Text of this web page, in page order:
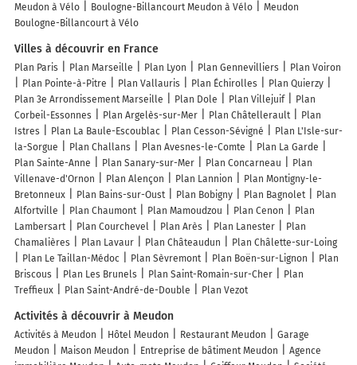
Meudon à Vélo
Boulogne-Billancourt Meudon à Vélo
Meudon
Boulogne-Billancourt à Vélo
Villes à découvrir en France
Plan Paris Plan Marseille Plan Lyon Plan Gennevilliers
Plan Voiron
Plan Pointe-à-Pitre
Plan Vallauris Plan Échirolles
Plan Quierzy
Plan 3e Arrondissement Marseille
Plan Dole Plan Villejuif
Plan
Corbeil-Essonnes
Plan Argelès-sur-Mer Plan Châtellerault
Plan
Istres
Plan La Baule-Escoublac Plan Cesson-Sévigné
Plan L'Isle-sur-
la-Sorgue
Plan Challans Plan Avesnes-le-Comte
Plan La Garde
Plan Sainte-Anne
Plan Sanary-sur-Mer Plan Concarneau
Plan
Villenave-d'Ornon
Plan Alençon Plan Lannion
Plan Montigny-le-
Bretonneux
Plan Bains-sur-Oust Plan Bobigny Plan Bagnolet
Plan
Alfortville
Plan Chaumont Plan Mamoudzou Plan Cenon
Plan
Lambersart
Plan Courchevel Plan Arès Plan Lanester
Plan
Chamalières
Plan Lavaur Plan Châteaudun
Plan Châlette-sur-Loing
Plan Le Taillan-Médoc
Plan Sèvremont Plan Boën-sur-Lignon
Plan
Briscous
Plan Les Brunels Plan Saint-Romain-sur-Cher
Plan
Treffieux
Plan Saint-André-de-Double Plan Vezot
Activités à découvrir à Meudon
Activités à Meudon Hôtel Meudon Restaurant Meudon
Garage
Meudon
Maison Meudon Entreprise de bâtiment Meudon
Agence